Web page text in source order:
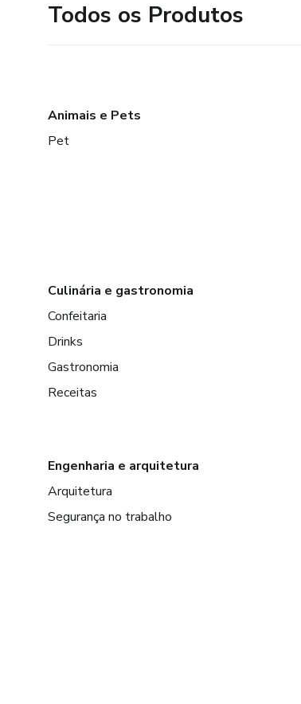
Todos os Produtos
Animais e Pets
Pet
Culinária e gastronomia
Confeitaria
Drinks
Gastronomia
Receitas
Engenharia e arquitetura
Arquitetura
Segurança no trabalho